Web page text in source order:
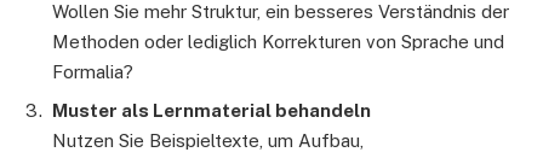
Wollen Sie mehr Struktur, ein besseres Verständnis der
Methoden oder lediglich Korrekturen von Sprache und
Formalia?
Muster als Lernmaterial behandeln
Nutzen Sie Beispieltexte, um Aufbau,